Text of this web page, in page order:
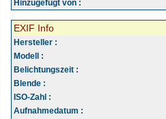
Hinzugefügt von :
EXIF Info
Hersteller :
Modell :
Belichtungszeit :
Blende :
ISO-Zahl :
Aufnahmedatum :